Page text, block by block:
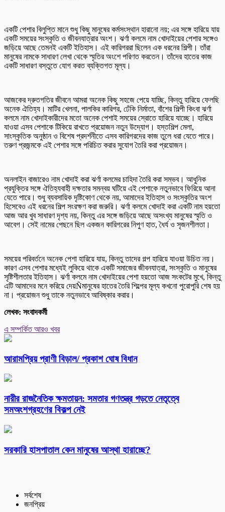
একটি পেশার বিলুপ্তি মানে শুধু কিছু মানুষের কর্মসংস্থান হারানো নয়; এর সঙ্গে হারিয়ে যায়
একটি সময়ের সংস্কৃতি ও জীবনযাত্রার অংশ। ঝর্ণা কলমে নাম খোদাইয়ের পেশার সঙ্গেও
জড়িয়ে আছে তেমনই একটি ইতিহাস। এই কারিগররা ছিলেন এক ধরনের শিল্পী। তাঁরা
মানুষের নামকে সাধারণ লেখা থেকে স্মৃতির অংশে পরিণত করতেন। তাঁদের হাতের কাজ
একটি সাধারণ বস্তুতে যোগ করত ব্যক্তিগত মূল্য।
আজকের দ্রুতগতির জীবনে আমরা অনেক কিছু সহজে পেয়ে যাচ্ছি, কিন্তু হারিয়ে ফেলছি
অনেক ঐতিহ্য। মাটির খেলনা, পালকির কারিগর, ঢেঁকি নির্মাতা, বাঁশের শিল্পী কিংবা ঝর্ণা
কলমে নাম খোদাইকারীদের মতো অনেক পেশাই সময়ের স্রোতে হারিয়ে যাচ্ছে। হারিয়ে
যাওয়া এসব পেশাকে টিকিয়ে রাখতে প্রয়োজন নতুন উদ্যোগ। হস্তশিল্প মেলা,
সাংস্কৃতিক অনুষ্ঠান ও বিশেষ প্রদর্শনীতে এসব কারিগরদের কাজ তুলে ধরা যেতে পারে।
তরুণ প্রজন্মকে এই পেশার সঙ্গে পরিচিত করার সুযোগ তৈরি করা প্রয়োজন।
অনলাইন বাজারেও নাম খোদাই করা ঝর্ণা কলমের চাহিদা তৈরি করা সম্ভব। আধুনিক
প্রযুক্তির সঙ্গে ঐতিহ্যবাহী দক্ষতার সমন্বয় ঘটিয়ে এই পেশাকে নতুনভাবে ফিরিয়ে আনা
যেতে পারে। শুধু ব্যবসায়িক দৃষ্টিকোণ থেকে নয়, আমাদের ইতিহাস ও সংস্কৃতির অংশ
হিসেবেও এই ধরনের শিল্প সংরক্ষণ করা জরুরি। ঝর্ণা কলমে খোদাই করা একটি নাম হয়তো
আজ আর খুব সাধারণ দৃশ্য নয়, কিন্তু এর সঙ্গে জড়িয়ে আছে অসংখ্য মানুষের স্মৃতি ও
আবেগ। সেই নামের পেছনে ছিল একজন কারিগরের নিপুণ হাত, ধৈর্য ও সৃজনশীলতা।
সময়ের পরিবর্তনে অনেক পেশা হারিয়ে যায়, কিন্তু তাদের গল্প হারিয়ে যাওয়া উচিত নয়।
কারণ এসব পেশার মধ্যেই লুকিয়ে থাকে একটি সমাজের জীবনযাত্রা, সংস্কৃতি ও মানুষের
সৃষ্টিশীলতার ইতিহাস। ঝর্ণা কলমে নাম খোদাইয়ের পেশা হয়তো আজ সংকটের মুখে, কিন্তু
এটি আমাদের মনে করিয়ে দেয়Ñমানুষের হাতের তৈরি শিল্পের মূল্য কখনো পুরোপুরি শেষ হয়
না। প্রয়োজন শুধু তাকে নতুনভাবে আবিষ্কার করার।
লেখক: সংবাদকর্মী
এ সম্পর্কিত আরও খবর
আরামপ্রিয় প্রাণী বিড়াল/ প্রকাশ ঘোষ বিধান
নারীর রাজনৈতিক ক্ষমতায়ন: সমতার গণতন্ত্র গড়তে নেতৃত্বে
সমঅংশগ্রহণের বিকল্প নেই
সরকারি হাসপাতাল কেন মানুষের আস্থা হারাচ্ছে?
সর্বশেষ
জনপ্রিয়